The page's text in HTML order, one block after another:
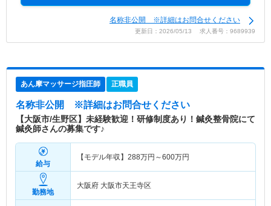
名称非公開 ※詳細はお問合せください
更新日：2026/05/13 求人番号：9689939
あん摩マッサージ指圧師 正職員
名称非公開 ※詳細はお問合せください
【大阪市/生野区】未経験歓迎！研修制度あり！鍼灸整骨院にて
鍼灸師さんの募集です♪
給与
【モデル年収】 288万円～600万円
勤務地
大阪府 大阪市天王寺区